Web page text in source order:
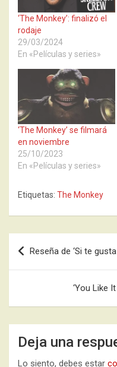
‘The Monkey’: finalizó el
rodaje
29/03/2024
En «Películas y series»
‘The Monkey’ se filmará
en noviembre
25/10/2023
En «Películas y series»
Etiquetas: The Monkey
Navegación
de
Reseña de ‘Si te
‘You Like
Deja una
Lo siento, debes estar